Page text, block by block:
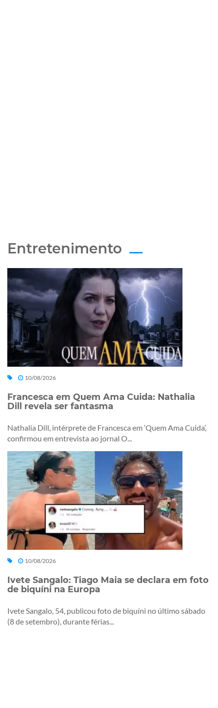
Entretenimento
10/08/2026
Francesca em Quem Ama Cuida: Nathalia
Dill revela ser fantasma
Nathalia Dill, intérprete de Francesca em ‘Quem Ama Cuida’,
confirmou em entrevista ao jornal O...
10/08/2026
Ivete Sangalo: Tiago Maia se declara em foto
de biquíni na Europa
Ivete Sangalo, 54, publicou foto de biquíni no último sábado
(8 de setembro), durante férias...